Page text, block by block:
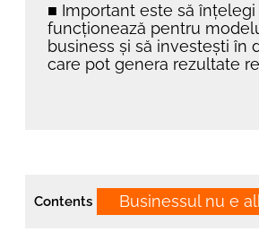
■ Important este să înțelegi
funcționează pentru
business și să investești în
care pot genera rezultate
Contents Businessul nu e